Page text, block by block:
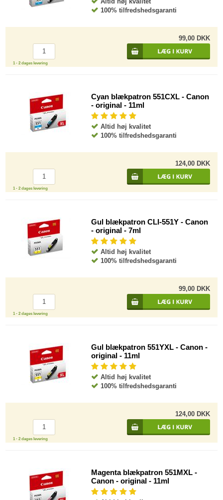
100% tilfredshedsgaranti
99,00 DKK
1 - 2 dages levering
Cyan blækpatron 551CXL - Canon
- original - 11ml
Altid høj kvalitet
100% tilfredshedsgaranti
124,00 DKK
1 - 2 dages levering
Gul blækpatron CLI-551Y - Canon
- original - 7ml
Altid høj kvalitet
100% tilfredshedsgaranti
99,00 DKK
1 - 2 dages levering
Gul blækpatron 551YXL - Canon -
original - 11ml
Altid høj kvalitet
100% tilfredshedsgaranti
124,00 DKK
1 - 2 dages levering
Magenta blækpatron 551MXL -
Canon - original - 11ml